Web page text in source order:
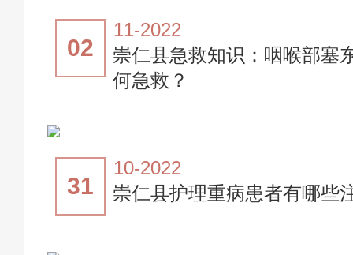
02
11-2022
崇仁县急救知识：咽喉部塞
何急救？
31
10-2022
崇仁县护理重病患者有哪些